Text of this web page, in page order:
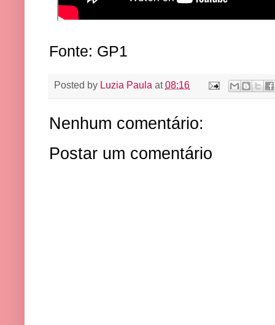
Fonte: GP1
Posted by Luzia Paula at08:16
Nenhum comentário:
Postar um comentário